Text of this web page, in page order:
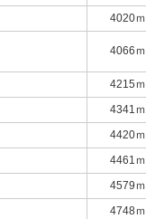
4020ｍ
4066ｍ
4215ｍ
4341ｍ
4420ｍ
4461ｍ
4579ｍ
4748ｍ